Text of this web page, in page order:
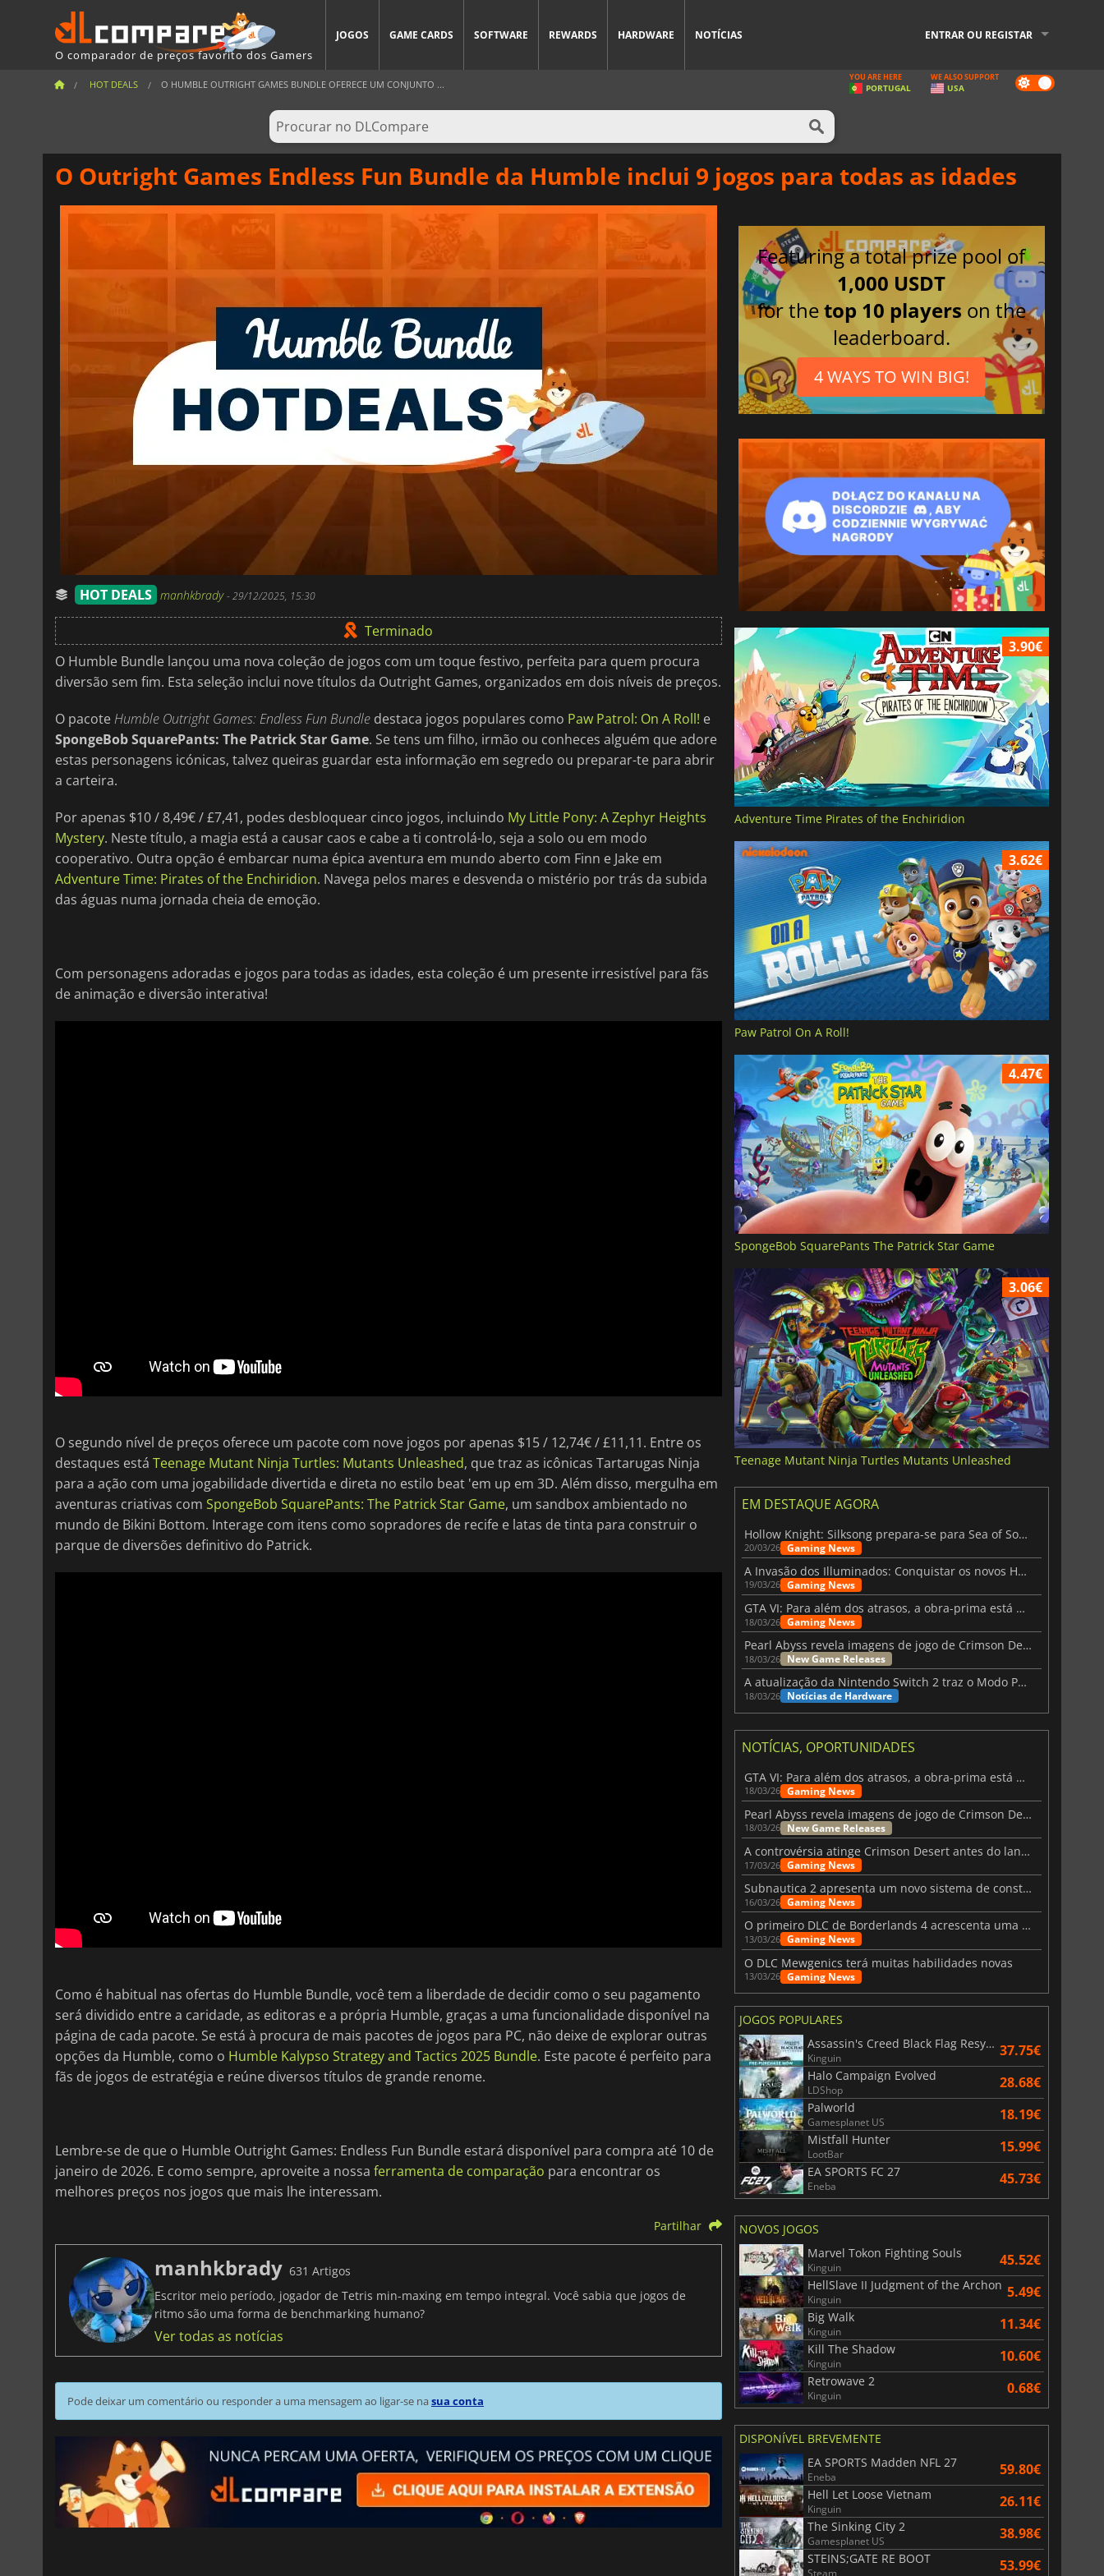
O comparador de preços favorito dos Gamers
JOGOS GAME CARDS SOFTWARE REWARDS HARDWARE NOTÍCIAS ENTRAR OU REGISTAR
HOT DEALS O HUMBLE OUTRIGHT GAMES BUNDLE OFERECE UM CONJUNTO ... Dark
mode
YOU ARE HERE
PORTUGAL
WE ALSO SUPPORT
USA
O Outright Games Endless Fun Bundle da Humble inclui 9 jogos para todas as idades
HOT DEALS manhkbrady-29/12/2025, 15:30
Terminado
O Humble Bundle lançou uma nova coleção de jogos com um toque festivo, perfeita para quem procura
diversão sem fim. Esta seleção inclui nove títulos da Outright Games, organizados em dois níveis de preços.
O pacoteHumble Outright Games: Endless Fun Bundle destaca jogos populares como Paw Patrol: On A Roll! e
SpongeBob SquarePants: The Patrick Star Game. Se tens um filho, irmão ou conheces alguém que adore
estas personagens icónicas, talvez queiras guardar esta informação em segredo ou preparar-te para abrir
a carteira.
Por apenas $10 / 8,49€ / £7,41, podes desbloquear cinco jogos, incluindo My Little Pony: A Zephyr Heights
Mystery. Neste título, a magia está a causar caos e cabe a ti controlá-lo, seja a solo ou em modo
cooperativo. Outra opção é embarcar numa épica aventura em mundo aberto com Finn e Jake em
Adventure Time: Pirates of the Enchiridion. Navega pelos mares e desvenda o mistério por trás da subida
das águas numa jornada cheia de emoção.
Com personagens adoradas e jogos para todas as idades, esta coleção é um presente irresistível para fãs
de animação e diversão interativa!
O segundo nível de preços oferece um pacote com nove jogos por apenas $15 / 12,74€ / £11,11. Entre os
destaques está Teenage Mutant Ninja Turtles: Mutants Unleashed, que traz as icônicas Tartarugas Ninja
para a ação com uma jogabilidade divertida e direta no estilo beat 'em up em 3D. Além disso, mergulha em
aventuras criativas com SpongeBob SquarePants: The Patrick Star Game, um sandbox ambientado no
mundo de Bikini Bottom. Interage com itens como sopradores de recife e latas de tinta para construir o
parque de diversões definitivo do Patrick.
Como é habitual nas ofertas do Humble Bundle, você tem a liberdade de decidir como o seu pagamento
será dividido entre a caridade, as editoras e a própria Humble, graças a uma funcionalidade disponível na
página de cada pacote. Se está à procura de mais pacotes de jogos para PC, não deixe de explorar outras
opções da Humble, como o Humble Kalypso Strategy and Tactics 2025 Bundle. Este pacote é perfeito para
fãs de jogos de estratégia e reúne diversos títulos de grande renome.
Lembre-se de que o Humble Outright Games: Endless Fun Bundle estará disponível para compra até 10 de
janeiro de 2026. E como sempre, aproveite a nossa ferramenta de comparação para encontrar os
melhores preços nos jogos que mais lhe interessam.
Partilhar
manhkbrady 631 Artigos
Escritor meio período, jogador de Tetris min-maxing em tempo integral. Você sabia que jogos de
ritmo são uma forma de benchmarking humano?
Ver todas as notícias
Pode deixar um comentário ou responder a uma mensagem ao ligar-se nasua conta
Featuring a total prize pool of
1,000 USDT
for thetop 10 players on the
leaderboard.
4 WAYS TO WIN BIG!
3.90€
Adventure Time Pirates of the Enchiridion
3.62€
Paw Patrol On A Roll!
4.47€
SpongeBob SquarePants The Patrick Star Game
3.06€
Teenage Mutant Ninja Turtles Mutants Unleashed
EM DESTAQUE AGORA
Hollow Knight: Silksong prepara-se para Sea of Sorrow com um patch
20/03/26 Gaming News
A Invasão dos Illuminados: Conquistar os novos Helldivers 2 Atualização!
19/03/26 Gaming News
GTA VI: Para além dos atrasos, a obra-prima está quase a chegar
18/03/26 Gaming News
Pearl Abyss revela imagens de jogo de Crimson Desert para a PS5
18/03/26 New Game Releases
A atualização da Nintendo Switch 2 traz o Modo Portátil aos jogos mais antigos da Switch
18/03/26 Notícias de Hardware
NOTÍCIAS, OPORTUNIDADES
GTA VI: Para além dos atrasos, a obra-prima está quase a chegar
18/03/26 Gaming News
Pearl Abyss revela imagens de jogo de Crimson Desert para a PS5
18/03/26 New Game Releases
A controvérsia atinge Crimson Desert antes do lançamento
17/03/26 Gaming News
Subnautica 2 apresenta um novo sistema de construção de bases
16/03/26 Gaming News
O primeiro DLC de Borderlands 4 acrescenta uma nova personagem e muito mais
13/03/26 Gaming News
O DLC Mewgenics terá muitas habilidades novas
13/03/26 Gaming News
JOGOS POPULARES
Assassin's Creed Black Flag Resynced
Kinguin 37.75€
Halo Campaign Evolved
LDShop 28.68€
Palworld
Gamesplanet US 18.19€
Mistfall Hunter
LootBar 15.99€
EA SPORTS FC 27
Eneba 45.73€
NOVOS JOGOS
Marvel Tokon Fighting Souls
Kinguin 45.52€
HellSlave II Judgment of the Archon
Kinguin 5.49€
Big Walk
Kinguin 11.34€
Kill The Shadow
Kinguin 10.60€
Retrowave 2
Kinguin 0.68€
DISPONÍVEL BREVEMENTE
EA SPORTS Madden NFL 27
Eneba 59.80€
Hell Let Loose Vietnam
Kinguin 26.11€
The Sinking City 2
Gamesplanet US 38.98€
STEINS;GATE RE BOOT
Steam 53.99€